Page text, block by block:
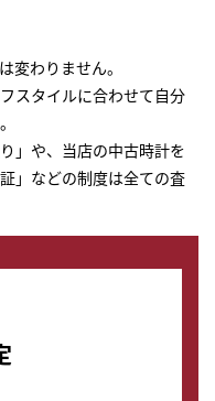
変わりません。
スタイルに合わせて自分
」や、当店の中古時計を
」などの制度は全ての査